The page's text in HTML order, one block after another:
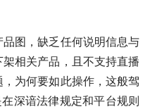
图，缺乏任何说明信息与
相关产品，且不支持直播
为何要如此操作，这般驾
深谙法律规定和平台规则